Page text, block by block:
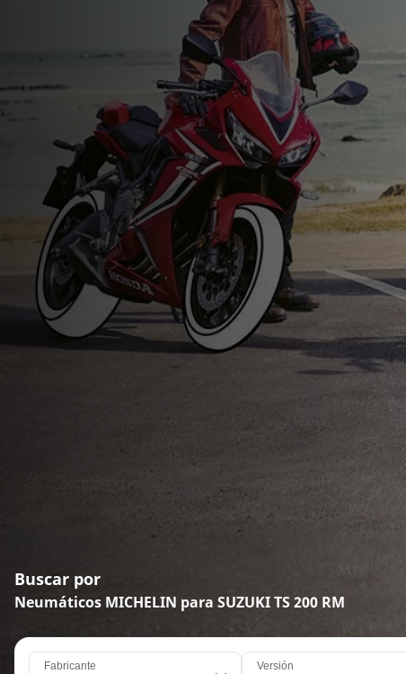
Buscar por
Neumáticos MICHELIN para SUZUKI TS 200 RM
Fabricante Versión